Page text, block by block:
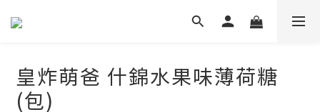
皇炸萌爸 什錦水果味薄荷糖
(包)